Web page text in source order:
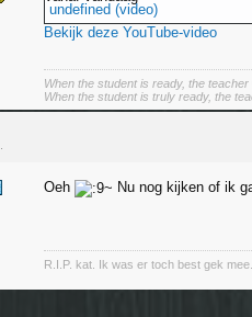
undefined (video)
Bekijk deze YouTube-video
When the student is ready, the teacher
When the student is truly ready, the
Oeh Nu nog kijken of ik
R.I.P. kat. Ik was er toch best gek